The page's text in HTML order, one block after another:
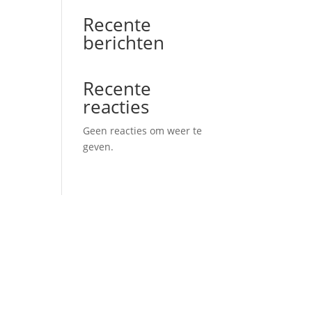
Recente
berichten
Recente
reacties
Geen reacties om weer te
geven.